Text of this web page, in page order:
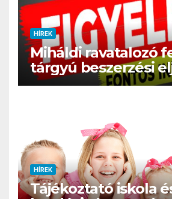
HÍREK
Miháldi ravatalozó
tárgyú beszerzési
HÍREK
Tájékoztató iskola